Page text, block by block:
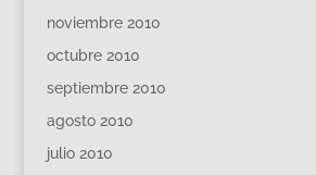
noviembre 2010
octubre 2010
septiembre 2010
agosto 2010
julio 2010